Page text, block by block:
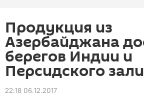
Продукция из
Азербайджана
берегов Индии и
Персидского
22:18 06.12.2017